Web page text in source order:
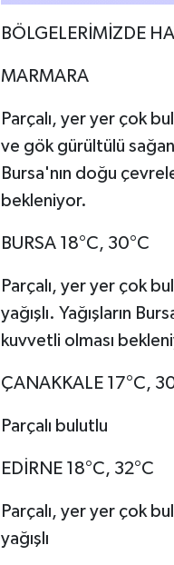
BÖLGELERİMİZDE
MARMARA
Parçalı, yer yer çok
ve gök gürültülü
Bursa'nın doğu
bekleniyor.
BURSA 18°C, 30°C
Parçalı, yer yer çok
yağışlı. Yağışların
kuvvetli olması
ÇANAKKALE 17°C,
Parçalı bulutlu
EDİRNE 18°C, 32°C
Parçalı, yer yer çok
yağışlı